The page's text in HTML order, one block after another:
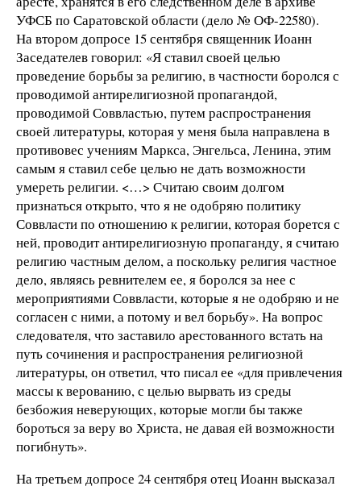
УФСБ по Саратовской области (дело № ОФ-22580).
На втором допросе 15 сентября священник Иоанн
Заседателев говорил: «Я ставил своей целью
проведение борьбы за религию, в частности боролся с
проводимой антирелигиозной пропагандой,
проводимой Соввластью, путем распространения
своей литературы, которая у меня была направлена в
противовес учениям Маркса, Энгельса, Ленина, этим
самым я ставил себе целью не дать возможности
умереть религии. <…> Считаю своим долгом
признаться открыто, что я не одобряю политику
Соввласти по отношению к религии, которая борется с
ней, проводит антирелигиозную пропаганду, я считаю
религию частным делом, а поскольку религия частное
дело, являясь ревнителем ее, я боролся за нее с
мероприятиями Соввласти, которые я не одобряю и не
согласен с ними, а потому и вел борьбу». На вопрос
следователя, что заставило арестованного встать на
путь сочинения и распространения религиозной
литературы, он ответил, что писал ее «для привлечения
массы к верованию, с целью вырвать из среды
безбожия неверующих, которые могли бы также
бороться за веру во Христа, не давая ей возможности
погибнуть».
На третьем допросе 24 сентября отец Иоанн высказал